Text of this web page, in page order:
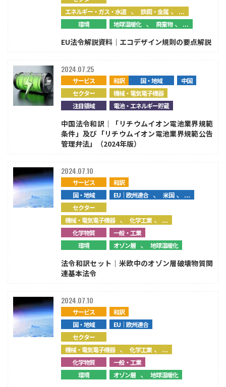
エネルギー・ガス・水道 、鉄鋼・金属、...
環境 地球温暖化 、廃棄物、...
EU法令解説資料｜エコデザイン規則の要点解説
サービス 和訳 国・地域
中国
セクター
機械・電気電子機器
注目領域
電池・エネルギー貯蔵
2024.07.25
中国法令和訳｜「リチウムイオン電池業界規範
条件」及び「リチウムイオン電池業界規範公告
管理弁法」（2024年版）
サービス
和訳
国・地域
EU｜欧州連合 、米国、...
セクター
機械・電気電子機器 、化学工業、...
化学物質
一般・工業
環境
オゾン層 、地球温暖化
2024.07.10
法令和訳セット｜米欧中のオゾン層破壊物質関
連基本法令
サービス
和訳
国・地域
EU｜欧州連合
セクター
機械・電気電子機器 、化学工業、...
化学物質
一般・工業
環境
オゾン層 、地球温暖化
2024.07.10